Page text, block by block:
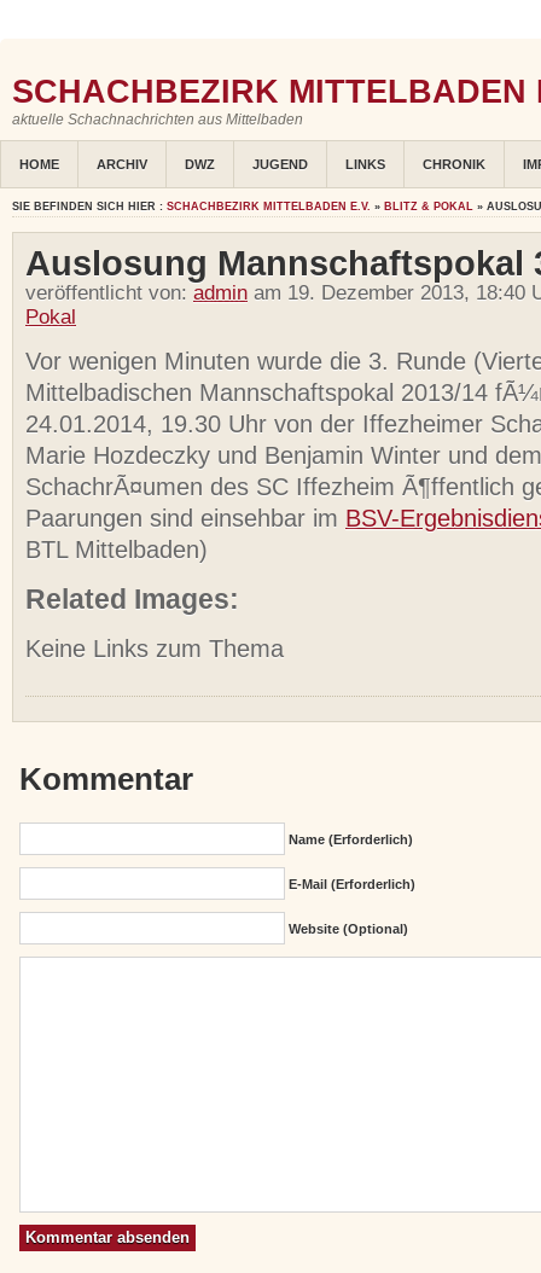
SCHACHBEZIRK MITTELBADEN
aktuelle Schachnachrichten aus Mittelbaden
HOME ARCHIV DWZ JUGEND LINKS CHRONIK
SIE BEFINDEN SICH HIER : SCHACHBEZIRK MITTELBADEN E.V. » BLITZ & POKAL »
Auslosung Mannschaftspokal
veröffentlicht von: admin am 19. Dezember 2013, 18:40
Pokal
Vor wenigen Minuten wurde die 3. Runde
Mittelbadischen Mannschaftspokal 2013/14
24.01.2014, 19.30 Uhr von der Iffezheimer
Marie Hozdeczky und Benjamin Winter und
SchachrÃ¤umen des SC Iffezheim Ã¶ffentlich
Paarungen sind einsehbar im BSV-
BTL Mittelbaden)
Related Images:
Keine Links zum Thema
Kommentar
Name (erforderlich)
E-Mail (erforderlich)
Website (Optional)